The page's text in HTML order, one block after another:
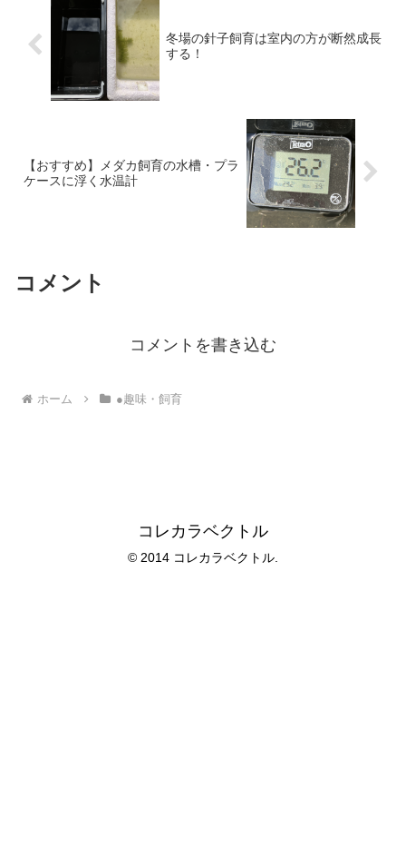
冬場の針子飼育は室内の方が断然成長
する！
【おすすめ】メダカ飼育の水槽・プラ
ケースに浮く水温計
コメント
コメントを書き込む
ホーム ●趣味・飼育
コレカラベクトル
© 2014 コレカラベクトル.